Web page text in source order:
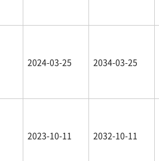
2024-03-25 2034-03-25
2023-10-11 2032-10-11